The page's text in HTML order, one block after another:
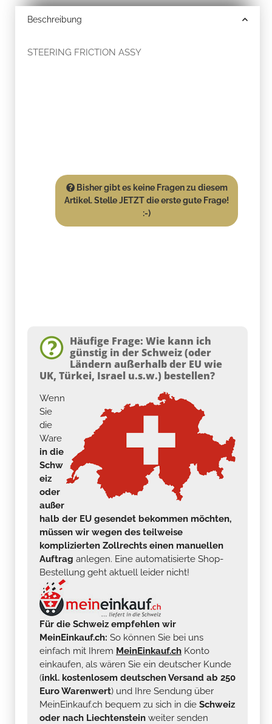
Beschreibung
STEERING FRICTION ASSY
Bisher gibt es keine Fragen zu diesem
Artikel. Stelle JETZT die erste gute Frage!
:-)
Häufige Frage: Wie kann ich
günstig in der Schweiz (oder
Ländern außerhalb der EU wie
UK, Türkei, Israel u.s.w.) bestellen?
Wenn
Sie
die
Ware
in die
Schw
eiz
oder
außer
halb der EU gesendet bekommen möchten,
müssen wir wegen des teilweise
komplizierten Zollrechts einen manuellen
Auftrag anlegen. Eine automatisierte Shop-
Bestellung geht aktuell leider nicht!
Für die Schweiz empfehlen wir
MeinEinkauf.ch: So können Sie bei uns
einfach mit Ihrem MeinEinkauf.ch Konto
einkaufen, als wären Sie ein deutscher Kunde
(inkl. kostenlosem deutschen Versand ab 250
Euro Warenwert) und Ihre Sendung über
MeinEinkauf.ch bequem zu sich in die Schweiz
oder nach Liechtenstein weiter senden